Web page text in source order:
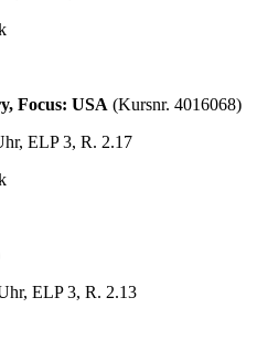
Focus: USA (Kursnr. 4016068)
ELP 3, R. 2.17
ELP 3, R. 2.13